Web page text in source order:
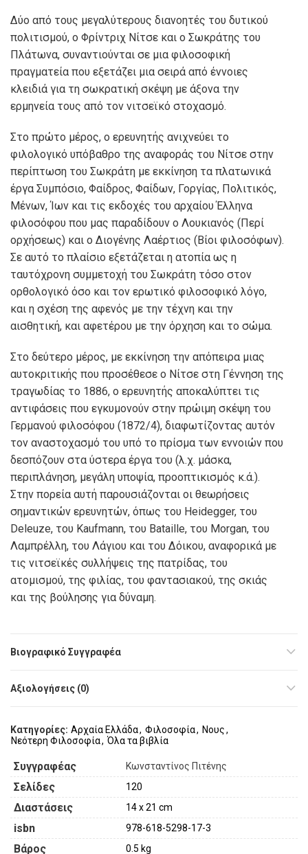
Δύο από τους μεγαλύτερους διανοητές του δυτικού
πολιτισμού, ο Φρίντριχ Νίτσε και ο Σωκράτης του
Πλάτωνα, συναντιούνται σε μια φιλοσοφική
πραγματεία που εξετάζει μια σειρά από έννοιες
κλειδιά για τη σωκρατική σκέψη με άξονα την
ερμηνεία τους από τον νιτσεϊκό στοχασμό.
Στο πρώτο μέρος, ο ερευνητής ανιχνεύει το
φιλολογικό υπόβαθρο της αναφοράς του Νίτσε στην
περίπτωση του Σωκράτη με εκκίνηση τα πλατωνικά
έργα Συμπόσιο, Φαίδρος, Φαίδων, Γοργίας, Πολιτικός,
Μένων, Ίων και τις εκδοχές του αρχαίου Έλληνα
φιλοσόφου που μας παραδίδουν ο Λουκιανός (Περί
ορχήσεως) και ο Διογένης Λαέρτιος (Βίοι φιλοσόφων).
Σε αυτό το πλαίσιο εξετάζεται η ατοπία ως η
ταυτόχρονη συμμετοχή του Σωκράτη τόσο στον
ορθολογικό όσο και τον ερωτικό φιλοσοφικό λόγο,
και η σχέση της αφενός με την τέχνη και την
αισθητική, και αφετέρου με την όρχηση και το σώμα.
Στο δεύτερο μέρος, με εκκίνηση την απόπειρα μιας
αυτοκριτικής που προσέθεσε ο Νίτσε στη Γέννηση της
τραγωδίας το 1886, ο ερευνητής αποκαλύπτει τις
αντιφάσεις που εγκυμονούν στην πρώιμη σκέψη του
Γερμανού φιλοσόφου (1872/4), διαφωτίζοντας αυτόν
τον αναστοχασμό του υπό το πρίσμα των εννοιών που
δεσπόζουν στα ύστερα έργα του (λ.χ. μάσκα,
περιπλάνηση, μεγάλη υποψία, προοπτικισμός κ.ά.).
Στην πορεία αυτή παρουσιάζονται οι θεωρήσεις
σημαντικών ερευνητών, όπως του Heidegger, του
Deleuze, του Kaufmann, του Bataille, του Morgan, του
Λαμπρέλλη, του Λάγιου και του Δόικου, αναφορικά με
τις νιτσεϊκές συλλήψεις της πατρίδας, του
ατομισμού, της φιλίας, του φαντασιακού, της σκιάς
και της βούλησης για δύναμη.
Βιογραφικό Συγγραφέα
Αξιολογήσεις (0)
Κατηγορίες: Αρχαία Ελλάδα, Φιλοσοφία, Νους,
Νεότερη Φιλοσοφία, Όλα τα βιβλία
Συγγραφέας Κωνσταντίνος Πιτένης
Σελίδες 120
Διαστάσεις 14 x 21 cm
isbn 978-618-5298-17-3
Βάρος 0.5 kg